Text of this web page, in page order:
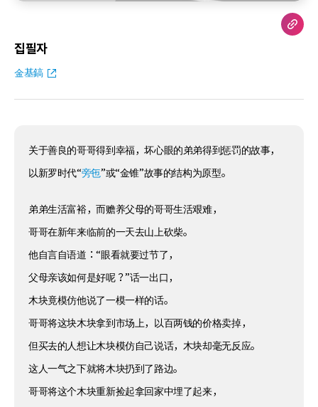
집필자
金基鎬
关于善良的哥哥得到幸福，坏心眼的弟弟得到惩罚的故事，
以新罗时代“旁㐌”或“金锥”故事的结构为原型。
弟弟生活富裕，而赡养父母的哥哥生活艰难，
哥哥在新年来临前的一天去山上砍柴。
他自言自语道：“眼看就要过节了，
父母亲该如何是好呢？”话一出口，
木块竟模仿他说了一模一样的话。
哥哥将这块木块拿到市场上，以百两钱的价格卖掉，
但买去的人想让木块模仿自己说话，木块却毫无反应。
这人一气之下就将木块扔到了路边。
哥哥将这个木块重新捡起拿回家中埋了起来，